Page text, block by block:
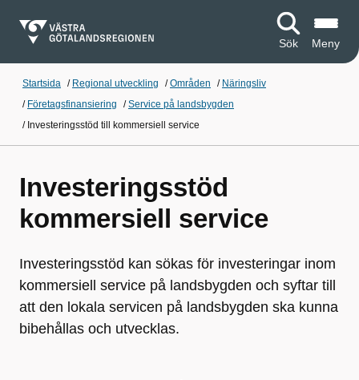
Sök Meny
Startsida / Regional utveckling /Områden / Näringsliv
/ Företagsfinansiering /Service på landsbygden
/ Investeringsstöd till kommersiell service
Investeringsstöd
kommersiell service
Investeringsstöd kan sökas för investeringar inom
kommersiell service på landsbygden och syftar till
att den lokala servicen på landsbygden ska kunna
bibehållas och utvecklas.